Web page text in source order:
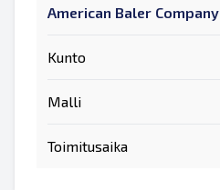
American Baler Company
Kunto
Malli
Toimitusaika